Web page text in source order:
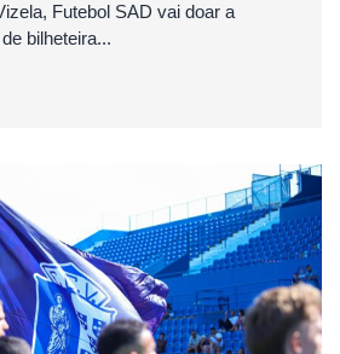
Futebol SAD vai doar a
bilheteira...